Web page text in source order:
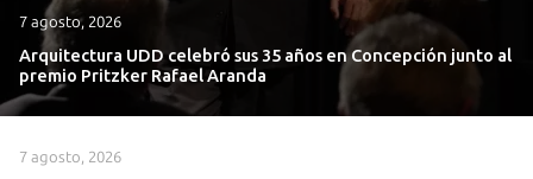
7 agosto, 2026
Arquitectura UDD celebró sus 35 años en Concepción junto al
premio Pritzker Rafael Aranda
7 agosto, 2026